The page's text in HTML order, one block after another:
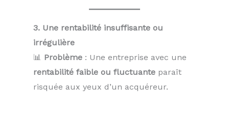
3. Une rentabilité insuffisante ou
irrégulière
📊 Problème : Une entreprise avec une
rentabilité faible ou fluctuante paraît
risquée aux yeux d’un acquéreur.